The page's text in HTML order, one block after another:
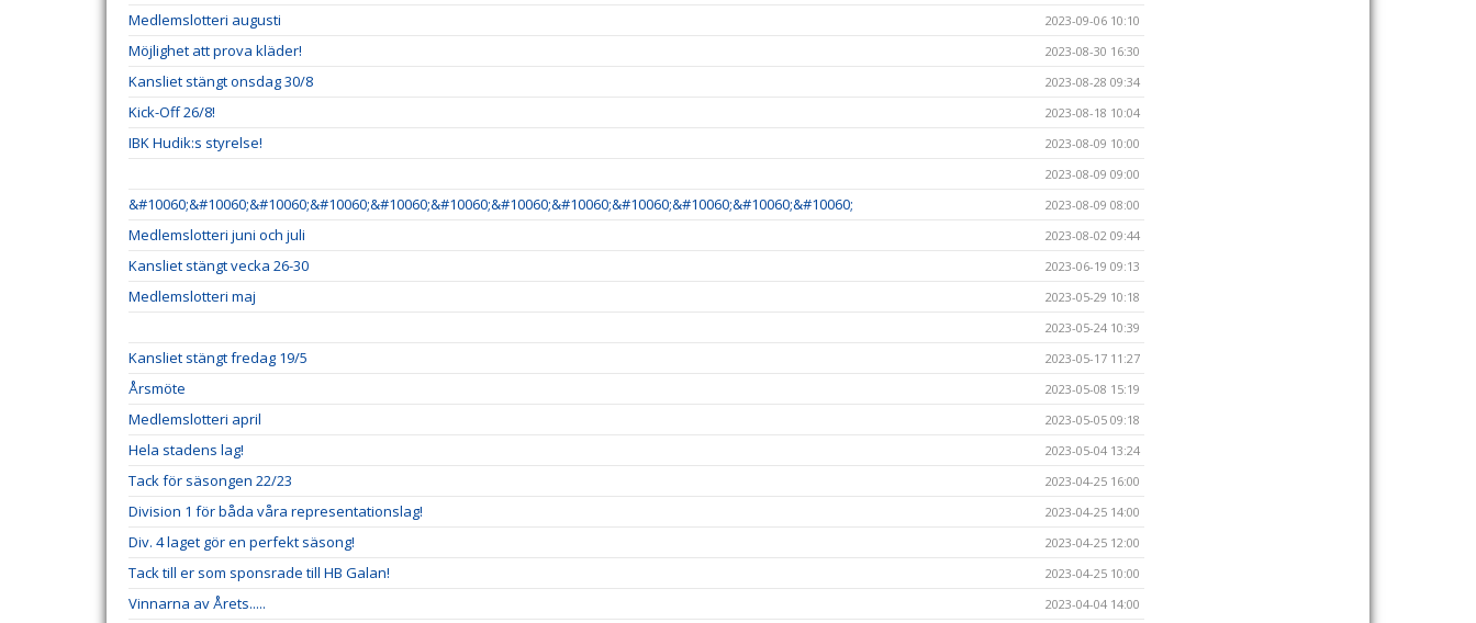
Medlemslotteri augusti 2023-09-06 10:10
Möjlighet att prova kläder! 2023-08-30 16:30
Kansliet stängt onsdag 30/8 2023-08-28 09:34
Kick-Off 26/8! 2023-08-18 10:04
IBK Hudik:s styrelse!
2023-08-09 10:00
2023-08-09 09:00
&#10060;&#10060;&#10060;&#10060;&#10060;&#10060;&#10060;&#10060;&#10060;&#10060;&#10060;&#10060; 2023-08-09 08:00
Medlemslotteri juni och juli 2023-08-02 09:44
Kansliet stängt vecka 26-30 2023-06-19 09:13
Medlemslotteri maj
2023-05-29 10:18
2023-05-24 10:39
Kansliet stängt fredag 19/5 2023-05-17 11:27
Årsmöte 2023-05-08 15:19
Medlemslotteri april 2023-05-05 09:18
Hela stadens lag! 2023-05-04 13:24
Tack för säsongen 22/23 2023-04-25 16:00
Division 1 för båda våra representationslag! 2023-04-25 14:00
Div. 4 laget gör en perfekt säsong! 2023-04-25 12:00
Tack till er som sponsrade till HB Galan! 2023-04-25 10:00
Vinnarna av Årets..... 2023-04-04 14:00